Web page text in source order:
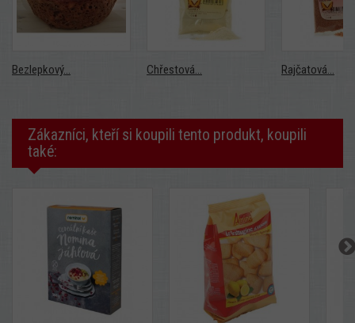
Bezlepkový... Chřestová... Rajčatová...
Zákazníci, kteří si koupili tento produkt, koupili
také: